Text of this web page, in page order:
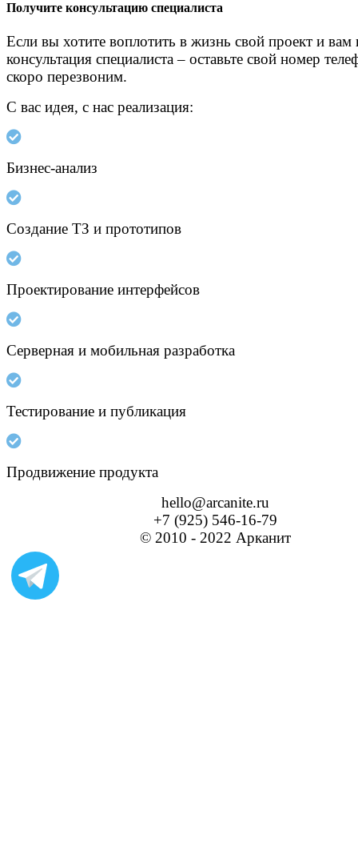
Получите консультацию специалиста
Если вы хотите воплотить в жизнь свой проект и вам
консультация специалиста – оставьте свой номер
скоро перезвоним.
С вас идея, с нас реализация:
Бизнес-анализ
Создание ТЗ и прототипов
Проектирование интерфейсов
Серверная и мобильная разработка
Тестирование и публикация
Продвижение продукта
hello@arcanite.ru
+7 (925) 546-16-79
© 2010 - 2022 Арканит